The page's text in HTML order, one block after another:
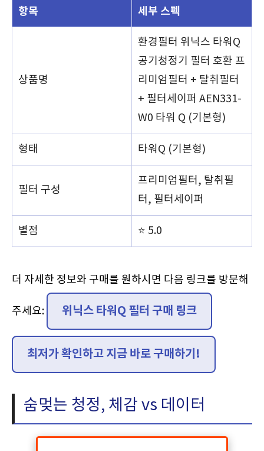
항목 세부 스펙
상품명
환경필터 위닉스 타워Q
공기청정기 필터 호환 프
리미엄필터 + 탈취필터
+ 필터세이퍼 AEN331-
W0 타워 Q (기본형)
형태 타워Q (기본형)
필터 구성
프리미엄필터, 탈취필
터, 필터세이퍼
별점 ⭐ 5.0
더 자세한 정보와 구매를 원하시면 다음 링크를 방문해
주세요: 위닉스 타워Q 필터 구매 링크
최저가 확인하고 지금 바로 구매하기!
숨멎는 청정, 체감 vs 데이터